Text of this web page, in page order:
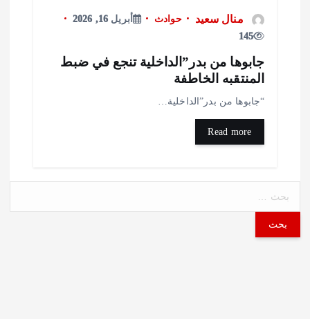
منال سعيد حوادث
أبريل 16, 2026
من بدر”الداخلية تنجع في ضبط
الخاطفة
من بدر”الداخلية…